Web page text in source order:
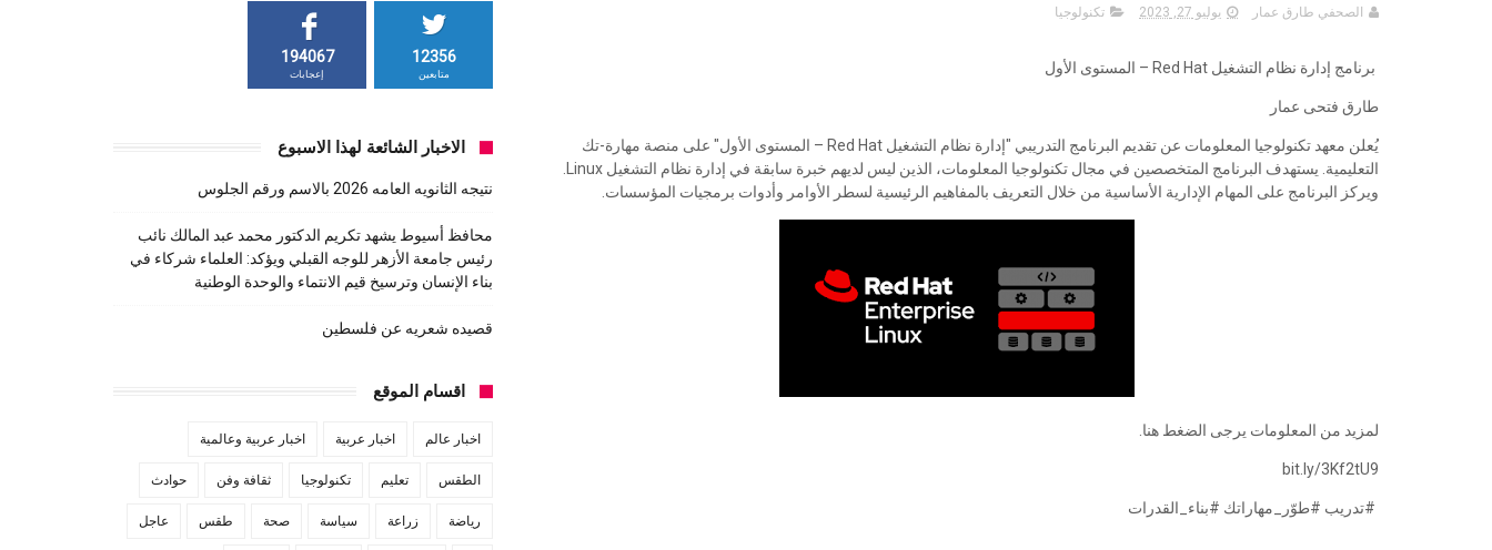
الصحفي طارق عمار يوليو 27, 2023 تكنولوجيا
برنامج إدارة نظام التشغيل Red Hat – المستوى الأول
طارق فتحى عمار
يُعلن معهد تكنولوجيا المعلومات عن تقديم البرنامج التدريبي "إدارة نظام التشغيل Red Hat – المستوى الأول" على منصة مهارة-تك
ويركز البرنامج على المهام الإدارية الأساسية من خلال التعريف بالمفاهيم الرئيسية لسطر الأوامر وأدوات برمجيات المؤسسات.
لمزيد من المعلومات يرجى الضغط هنا.
bit.ly/3Kf2tU9
#تدريب #طوّر_مهاراتك #بناء_القدرات
12356
متابعين
194067
إعجابات
الاخبار الشائعة لهذا الاسبوع
نتيجه الثانويه العامه 2026 بالاسم ورقم الجلوس
محافظ أسيوط يشهد تكريم الدكتور محمد عبد المالك نائب
رئيس جامعة الأزهر للوجه القبلي ويؤكد: العلماء شركاء في
بناء الإنسان وترسيخ قيم الانتماء والوحدة الوطنية
قصيده شعريه عن فلسطين
اقسام الموقع
اخبار عالم اخبار عربية اخبار عربية وعالمية
الطقس تعليم تكنولوجيا ثقافة وفن حوادث
رياضة زراعة سياسة صحة طقس عاجل